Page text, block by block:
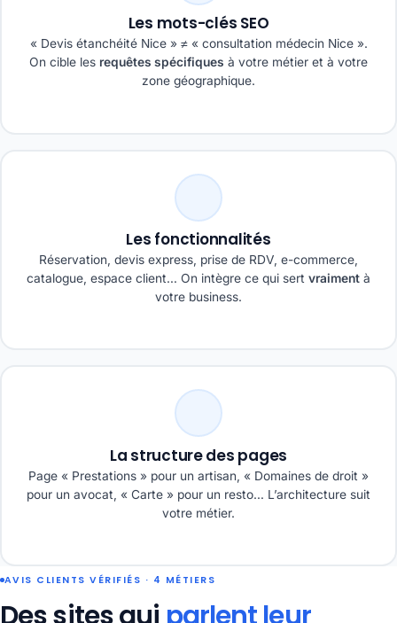
Les mots-clés SEO
« Devis étanchéité Nice » ≠ « consultation médecin Nice ».
On cible les requêtes spécifiques à votre métier et à votre
zone géographique.
Les fonctionnalités
Réservation, devis express, prise de RDV, e-commerce,
catalogue, espace client… On intègre ce qui sert vraiment à
votre business.
La structure des pages
Page « Prestations » pour un artisan, « Domaines de droit »
pour un avocat, « Carte » pour un resto… L’architecture suit
votre métier.
AVIS CLIENTS VÉRIFIÉS · 4 MÉTIERS
Des sites qui parlent leur